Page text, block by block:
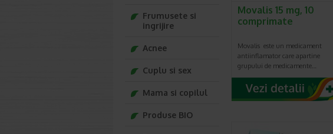
Movalis 15 mg, 10
comprimate
Movalis este un medicament
antiinflamator care apartine
grupului de medicamente…
Frumusete si
ingrijire
Acnee
Cuplu si sex
Mama si copilul
Produse BIO